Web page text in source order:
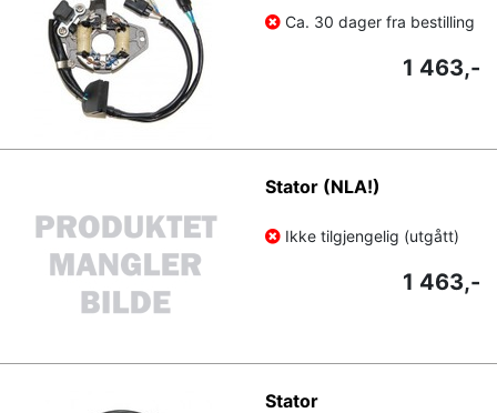
Ca. 30 dager fra bestilling
1 463,-
Stator (NLA!)
Ikke tilgjengelig (utgått)
1 463,-
Stator